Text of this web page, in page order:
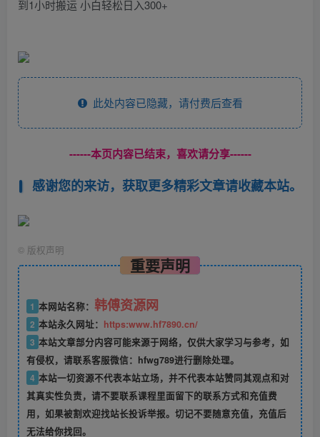
此处内容已隐藏，请付费后查看
------本页内容已结束，喜欢请分享------
感谢您的来访，获取更多精彩文章请收藏本站。
© 版权声明
重要声明
1 本网站名称： 韩傅资源网
2 本站永久网址： https:www.hf7890.cn/
3 本站文章部分内容可能来源于网络，仅供大家学习与参考，如
有侵权，请联系客服微信：hfwg789进行删除处理。
4 本站一切资源不代表本站立场，并不代表本站赞同其观点和对
其真实性负责，请不要联系课程里面留下的联系方式和充值费
用，如果被割欢迎找站长投诉举报。切记不要随意充值，充值后
无法给你找回。